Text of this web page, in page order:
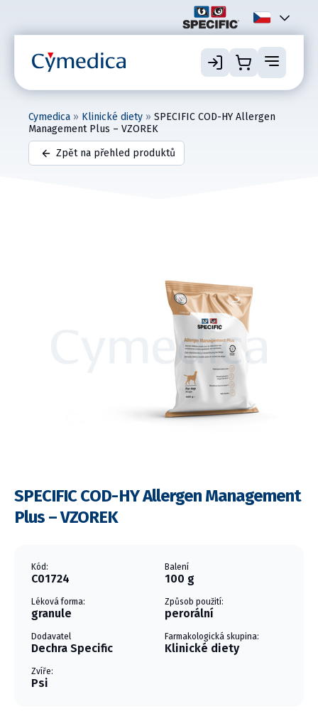
Cymedica » Klinické diety » SPECIFIC COD-HY Allergen
Management Plus – VZOREK
Zpět na přehled produktů
SPECIFIC COD-HY Allergen Management
Plus – VZOREK
Kód:
C01724
Balení
100 g
Léková forma:
granule
Způsob použití:
perorální
Dodavatel
Dechra Specific
Farmakologická skupina:
Klinické diety
Zvíře:
Psi